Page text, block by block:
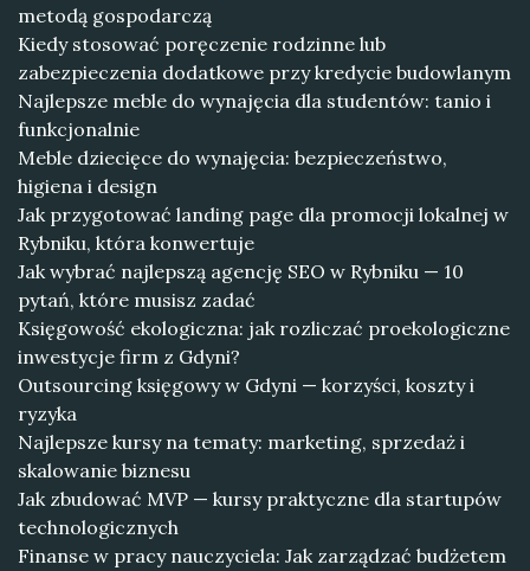
metodą gospodarczą
Kiedy stosować poręczenie rodzinne lub
zabezpieczenia dodatkowe przy kredycie budowlanym
Najlepsze meble do wynajęcia dla studentów: tanio i
funkcjonalnie
Meble dziecięce do wynajęcia: bezpieczeństwo,
higiena i design
Jak przygotować landing page dla promocji lokalnej w
Rybniku, która konwertuje
Jak wybrać najlepszą agencję SEO w Rybniku — 10
pytań, które musisz zadać
Księgowość ekologiczna: jak rozliczać proekologiczne
inwestycje firm z Gdyni?
Outsourcing księgowy w Gdyni — korzyści, koszty i
ryzyka
Najlepsze kursy na tematy: marketing, sprzedaż i
skalowanie biznesu
Jak zbudować MVP — kursy praktyczne dla startupów
technologicznych
Finanse w pracy nauczyciela: Jak zarządzać budżetem